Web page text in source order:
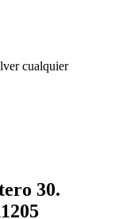
cualquier
30.